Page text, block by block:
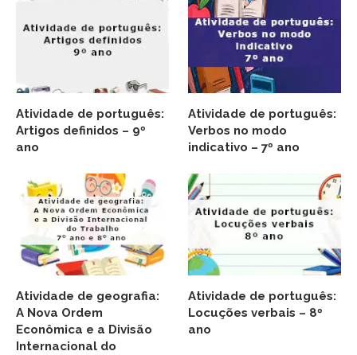
Atividade de português:
Artigos definidos – 9º
ano
Atividade de português:
Verbos no modo
indicativo – 7º ano
Atividade de geografia:
A Nova Ordem
Econômica e a Divisão
Internacional do
Atividade de português:
Locuções verbais – 8º
ano